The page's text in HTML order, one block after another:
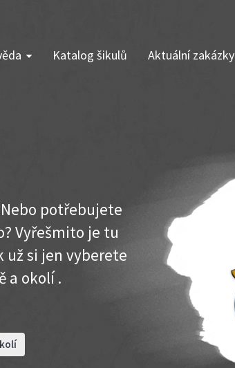
Katalog šikulů Aktuální zakázky
potřebujete
Vyřešmito je tu
už si jen vyberete
a okolí .